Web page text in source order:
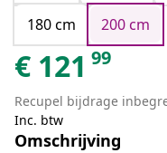
180 cm
200 cm
€ 121 99
Recupel bijdrage
Inc. btw
Omschrijving